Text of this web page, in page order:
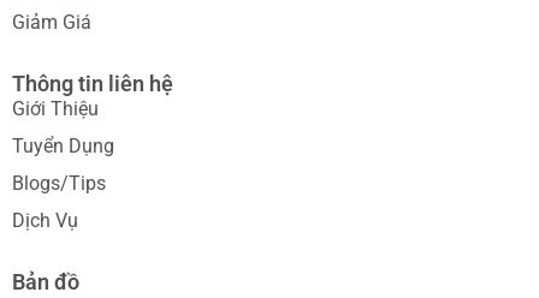
Giảm Giá
Thông tin liên hệ
Giới Thiệu
Tuyển Dụng
Blogs/Tips
Dịch Vụ
Bản đồ